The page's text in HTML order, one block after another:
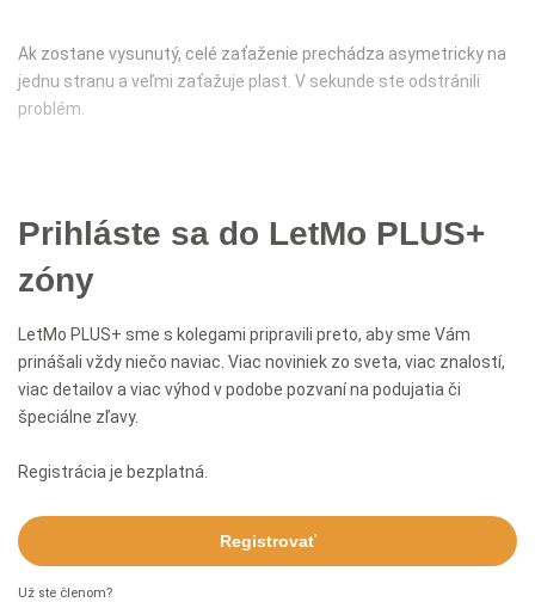
Ak zostane vysunutý, celé zaťaženie prechádza asymetricky na
jednu stranu a veľmi zaťažuje plast. V sekunde ste odstránili
problém.
Prihláste sa do LetMo PLUS+
zóny
LetMo PLUS+ sme s kolegami pripravili preto, aby sme Vám
prinášali vždy niečo naviac. Viac noviniek zo sveta, viac znalostí,
viac detailov a viac výhod v podobe pozvaní na podujatia či
špeciálne zľavy.
Registrácia je bezplatná.
Registrovať
Už ste členom?